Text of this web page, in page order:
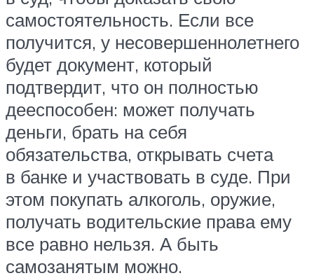
самостоятельность. Если все
получится, у несовершеннолетнего
будет документ, который
подтвердит, что он полностью
дееспособен: может получать
деньги, брать на себя
обязательства, открывать счета
в банке и участвовать в суде. При
этом покупать алкоголь, оружие,
получать водительские права ему
все равно нельзя. А быть
самозанятым можно.